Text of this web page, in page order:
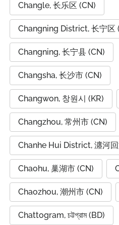
Changle, 长乐区 (CN)
Changning District, 长宁区
Changning, 长宁县 (CN)
Changsha, 长沙市 (CN)
Changwon, 창원시 (KR)
Changzhou, 常州市 (CN)
Chanhe Hui District, 瀍河
Chaohu, 巢湖市 (CN)
Chaozhou, 潮州市 (CN)
Chattogram, চট্টগ্রাম (BD)